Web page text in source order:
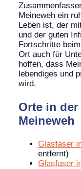
Meineweh ein
Leben ist, der
und der guten
Fortschritte
Ort auch für
hoffen, dass
lebendiges und
wird.
Orte in
Meineweh
Glasfaser
entfernt)
Glasfaser